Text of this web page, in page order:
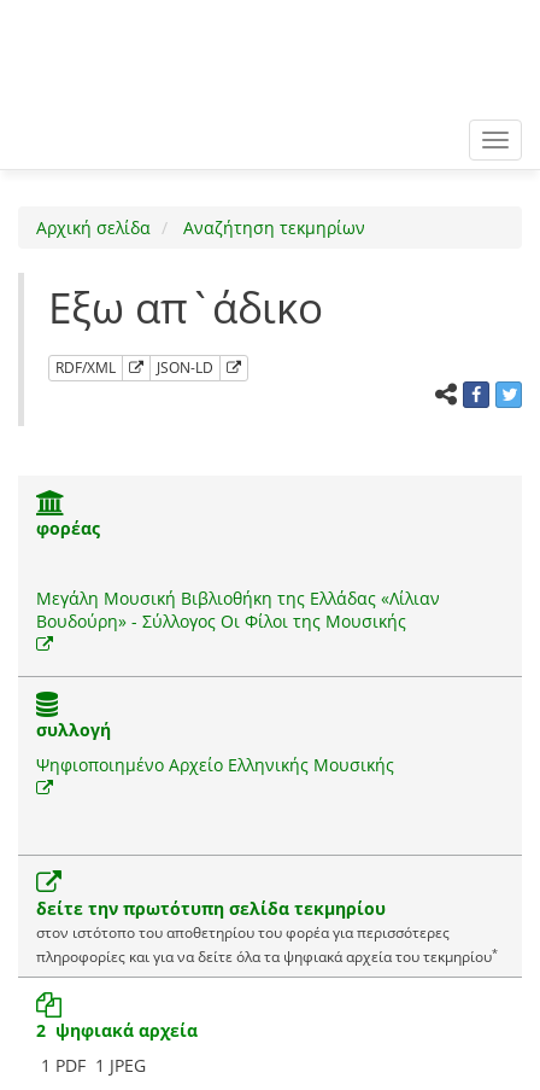
Αρχική σελίδα Αναζήτηση τεκμηρίων
Εξω απ`άδικο
RDF/XML JSON-LD
φορέας
Μεγάλη Μουσική Βιβλιοθήκη της Ελλάδας «Λίλιαν
Βουδούρη» - Σύλλογος Οι Φίλοι της Μουσικής
συλλογή
Ψηφιοποιημένο Αρχείο Ελληνικής Μουσικής
δείτε την πρωτότυπη σελίδα τεκμηρίου
στον ιστότοπο του αποθετηρίου του φορέα για περισσότερες
πληροφορίες και για να δείτε όλα τα ψηφιακά αρχεία του τεκμηρίου*
2 ψηφιακά αρχεία
1 PDF 1 JPEG